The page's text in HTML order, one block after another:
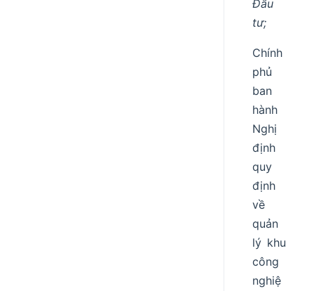
Đầu
tư;
Chính
phủ
ban
hành
Nghị
định
quy
định
về
quản
lý khu
công
nghiệ